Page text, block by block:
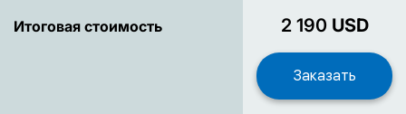
Итоговая стоимость 2 190 USD